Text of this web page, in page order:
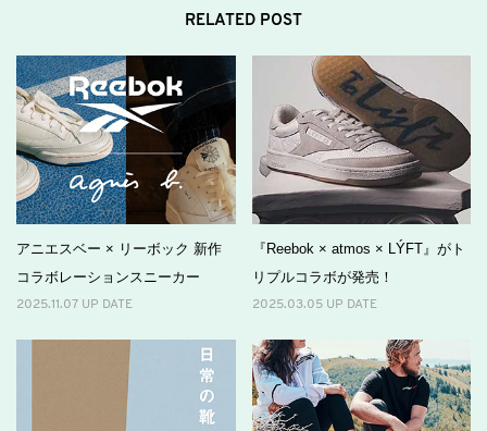
RELATED POST
アニエスベー × リーボック 新作
コラボレーションスニーカー
2025.11.07 UP DATE
『Reebok × atmos × LÝFT』がト
リプルコラボが発売！
2025.03.05 UP DATE